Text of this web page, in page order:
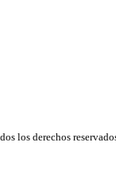
los derechos